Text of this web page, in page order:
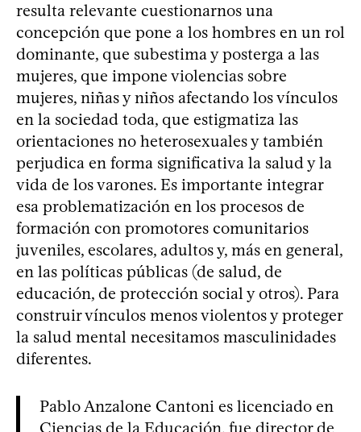
resulta relevante cuestionarnos una
concepción que pone a los hombres en un rol
dominante, que subestima y posterga a las
mujeres, que impone violencias sobre
mujeres, niñas y niños afectando los vínculos
en la sociedad toda, que estigmatiza las
orientaciones no heterosexuales y también
perjudica en forma significativa la salud y la
vida de los varones. Es importante integrar
esa problematización en los procesos de
formación con promotores comunitarios
juveniles, escolares, adultos y, más en general,
en las políticas públicas (de salud, de
educación, de protección social y otros). Para
construir vínculos menos violentos y proteger
la salud mental necesitamos masculinidades
diferentes.
Pablo Anzalone Cantoni es licenciado en
Ciencias de la Educación, fue director de